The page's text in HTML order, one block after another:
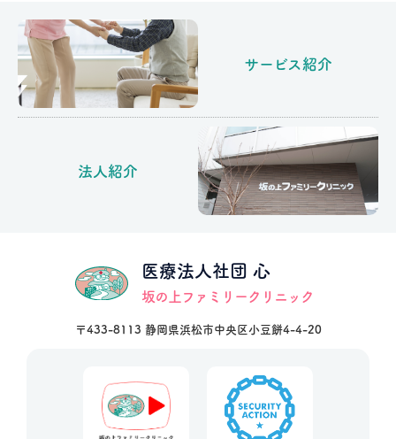
サービス紹介
法人紹介
医療法人社団 心
坂の上ファミリークリニック
〒433-8113 静岡県浜松市中央区小豆餅4-4-20